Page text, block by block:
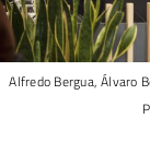
Alfredo Bergua, Álvaro